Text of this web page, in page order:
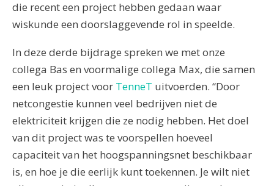
die recent een project hebben gedaan waar
wiskunde een doorslaggevende rol in speelde.
In deze derde bijdrage spreken we met onze
collega Bas en voormalige collega Max, die samen
een leuk project voor TenneT uitvoerden. “Door
netcongestie kunnen veel bedrijven niet de
elektriciteit krijgen die ze nodig hebben. Het doel
van dit project was te voorspellen hoeveel
capaciteit van het hoogspanningsnet beschikbaar
is, en hoe je die eerlijk kunt toekennen. Je wilt niet